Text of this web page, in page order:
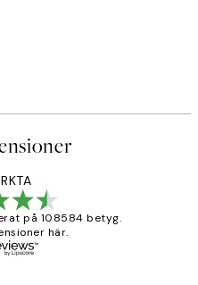
på 108584 betyg.
här.